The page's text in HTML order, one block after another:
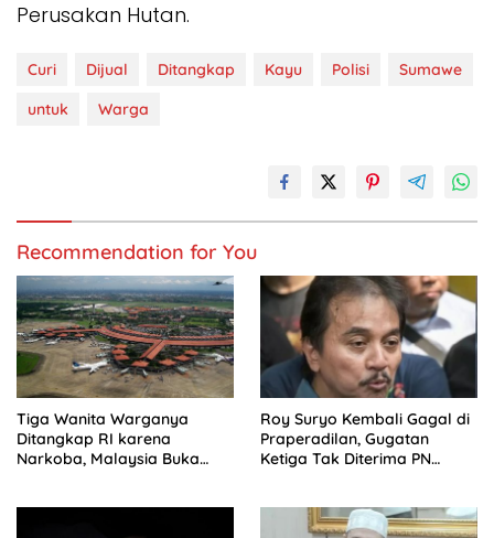
Perusakan Hutan.
Curi Dijual Ditangkap Kayu Polisi
Sumawe
untuk
Warga
Recommendation for You
Tiga Wanita Warganya
Ditangkap RI karena
Narkoba, Malaysia Buka
Roy Suryo Kembali Gagal di
Praperadilan, Gugatan
Ketiga Tak Diterima PN